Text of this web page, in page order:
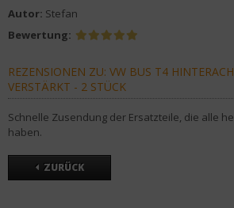
Autor: Stefan
Bewertung:
REZENSIONEN ZU: VW BUS T4
VERSTÄRKT - 2 STÜCK
Schnelle Zusendung der Ersatzteile, die alle
haben.
ZURÜCK